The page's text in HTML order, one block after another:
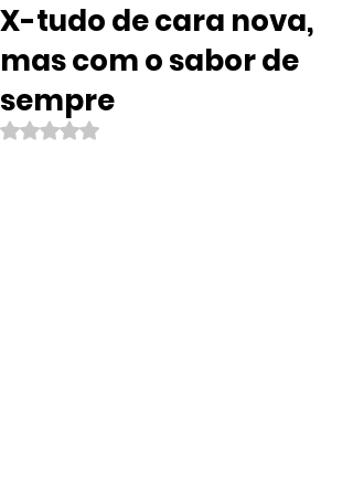
X-tudo de cara nova,
mas com o sabor de
sempre
Avaliado com NaN de 5 estrelas.